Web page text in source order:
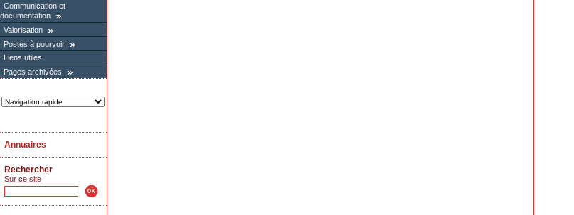
Communication et
documentation
Valorisation
Postes à pourvoir
Liens utiles
Pages archivées
Annuaires
Rechercher
Sur ce site